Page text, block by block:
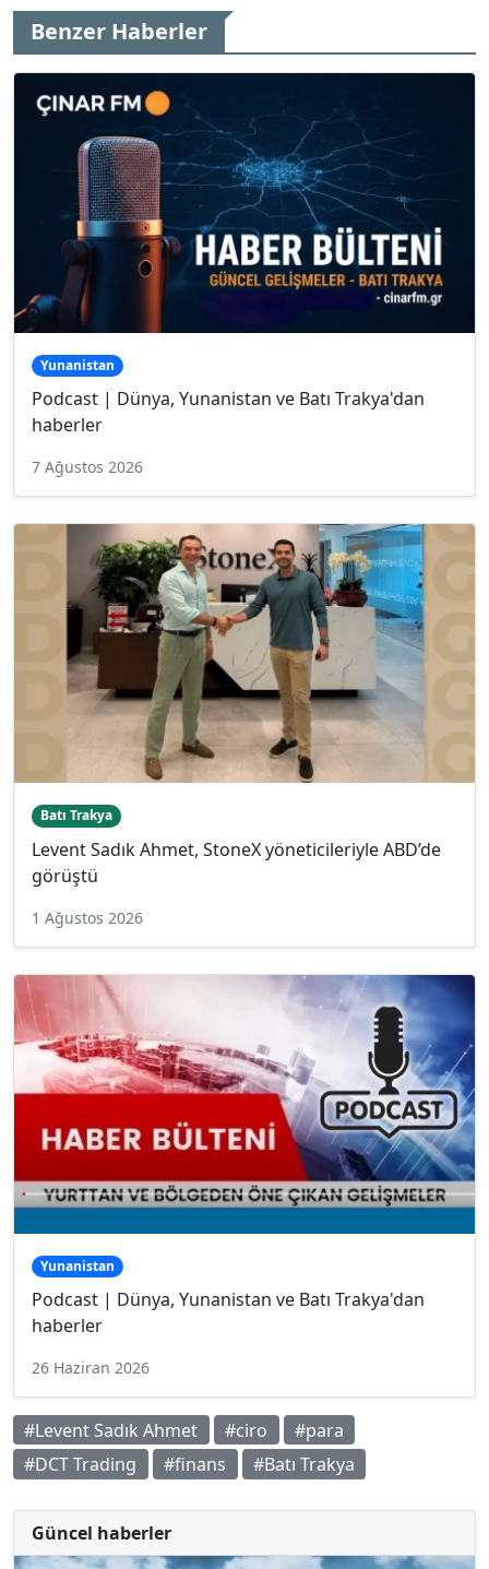
Benzer Haberler
Yunanistan
Podcast | Dünya, Yunanistan ve Batı Trakya'dan
haberler
7 Ağustos 2026
Batı Trakya
Levent Sadık Ahmet, StoneX yöneticileriyle ABD’de
görüştü
1 Ağustos 2026
Yunanistan
Podcast | Dünya, Yunanistan ve Batı Trakya'dan
haberler
26 Haziran 2026
#Levent Sadık Ahmet #ciro
#para
#DCT Trading
#finans #Batı Trakya
Güncel haberler